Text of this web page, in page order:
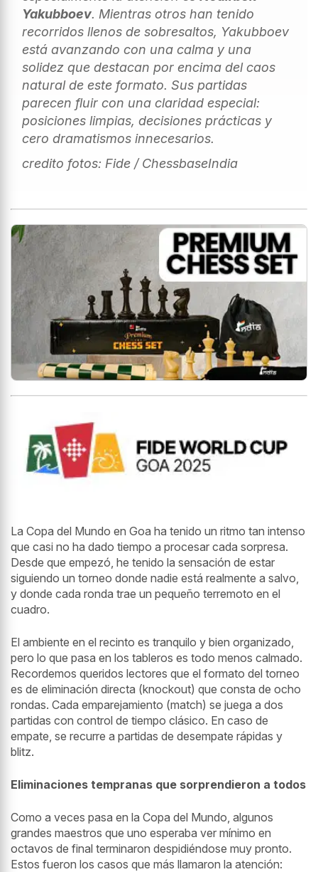
Yakubboev. Mientras otros han tenido
recorridos llenos de sobresaltos, Yakubboev
está avanzando con una calma y una
solidez que destacan por encima del caos
natural de este formato. Sus partidas
parecen fluir con una claridad especial:
posiciones limpias, decisiones prácticas y
cero dramatismos innecesarios.
credito fotos: Fide / ChessbaseIndia
La Copa del Mundo en Goa ha tenido un ritmo tan intenso
que casi no ha dado tiempo a procesar cada sorpresa.
Desde que empezó, he tenido la sensación de estar
siguiendo un torneo donde nadie está realmente a salvo,
y donde cada ronda trae un pequeño terremoto en el
cuadro.
El ambiente en el recinto es tranquilo y bien organizado,
pero lo que pasa en los tableros es todo menos calmado.
Recordemos queridos lectores que el formato del torneo
es de eliminación directa (knockout) que consta de ocho
rondas. Cada emparejamiento (match) se juega a dos
partidas con control de tiempo clásico. En caso de
empate, se recurre a partidas de desempate rápidas y
blitz.
Eliminaciones tempranas que sorprendieron a todos
Como a veces pasa en la Copa del Mundo, algunos
grandes maestros que uno esperaba ver mínimo en
octavos de final terminaron despidiéndose muy pronto.
Estos fueron los casos que más llamaron la atención: